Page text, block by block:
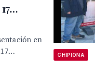
en
CHIPIONA